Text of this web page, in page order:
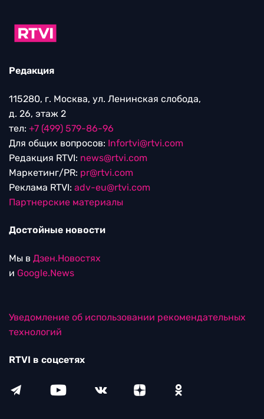
Редакция
115280, г. Москва, ул. Ленинская слобода,
д. 26, этаж 2
тел: +7 (499) 579-86-96
Для общих вопросов: Infortvi@rtvi.com
Редакция RTVI: news@rtvi.com
Маркетинг/PR: pr@rtvi.com
Реклама RTVI: adv-eu@rtvi.com
Партнерские материалы
Достойные новости
Мы в Дзен.Новостях
и Google.News
Уведомление об использовании рекомендательных
технологий
RTVI в соцсетях